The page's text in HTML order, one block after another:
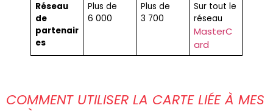
Réseau
de
partenair
es
Plus de
6 000
Plus de
3 700
Sur tout le
réseau
MasterC
ard
COMMENT UTILISER LA CARTE LIÉE À MES